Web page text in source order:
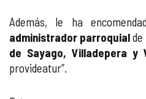
Además, le ha
administrador parroquialde
de Sayago, Villadepera y
provideatur”.